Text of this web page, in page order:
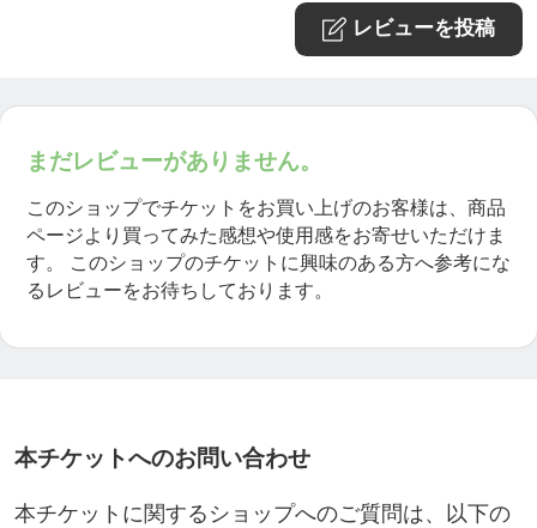
レビューを投稿
まだレビューがありません。
このショップでチケットをお買い上げのお客様は、商品
ページより買ってみた感想や使用感をお寄せいただけま
す。
このショップのチケットに興味のある方へ参考にな
るレビューをお待ちしております。
本チケットへのお問い合わせ
本チケットに関するショップへのご質問は、以下の